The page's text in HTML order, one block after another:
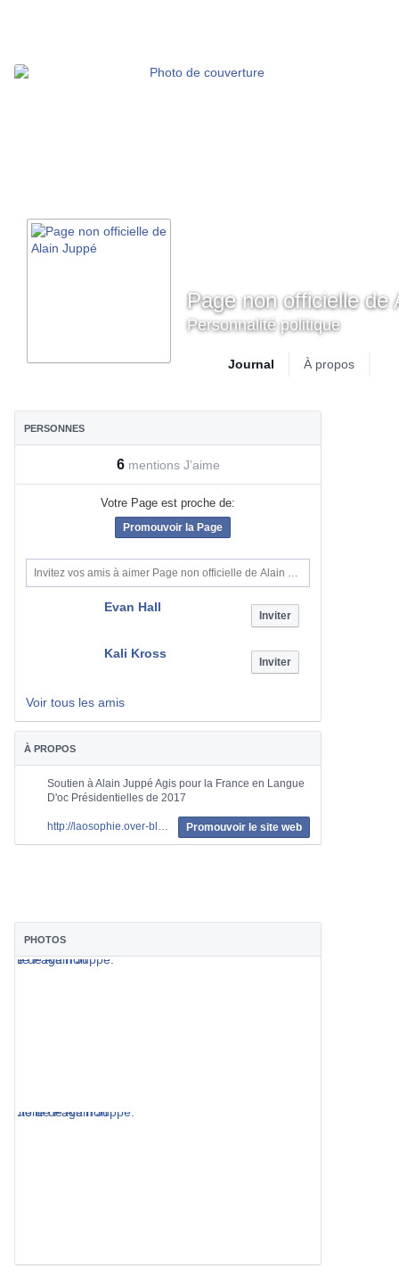
Page non officielle de
Personnalité politique
Journal sélectionné
À propos
PERSONNES
6 mentions J’aime
Votre Page est proche de:
100 J'aime
Promouvoir la Page
Inviter
Evan Hall
Inviter
Kali Kross
Voir tous les amis
À PROPOS
Soutien à Alain Juppé Agis pour la France en Langue
D'oc Présidentielles de 2017
Promouvoir le site web
http://laosophie.over-blog.com/2015/04/primaire-ump-les-candidats-se-bousculent-dupont-aignan-decline-ce-ne-sera-pas-une-femme.html
PHOTOS